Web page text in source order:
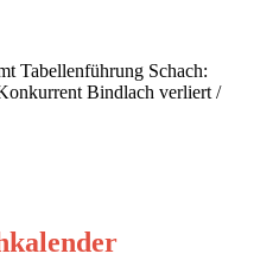
Tabellenführung Schach:
Bindlach verliert /